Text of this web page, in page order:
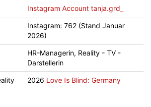
Instagram Account tanja.grd_
Instagram: 762 (Stand Januar
2026)
HR-Managerin, Reality - TV -
Darstellerin
2026 Love Is Blind: Germany